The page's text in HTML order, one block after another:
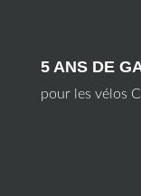
5 ANS DE
pour les vélos